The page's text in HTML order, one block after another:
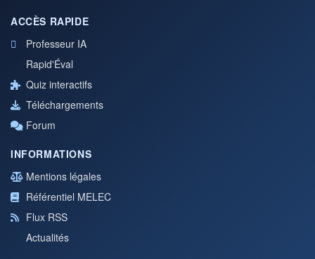
ACCÈS RAPIDE
Professeur IA
Rapid'Éval
Quiz interactifs
Téléchargements
Forum
INFORMATIONS
Mentions légales
Référentiel MELEC
Flux RSS
Actualités